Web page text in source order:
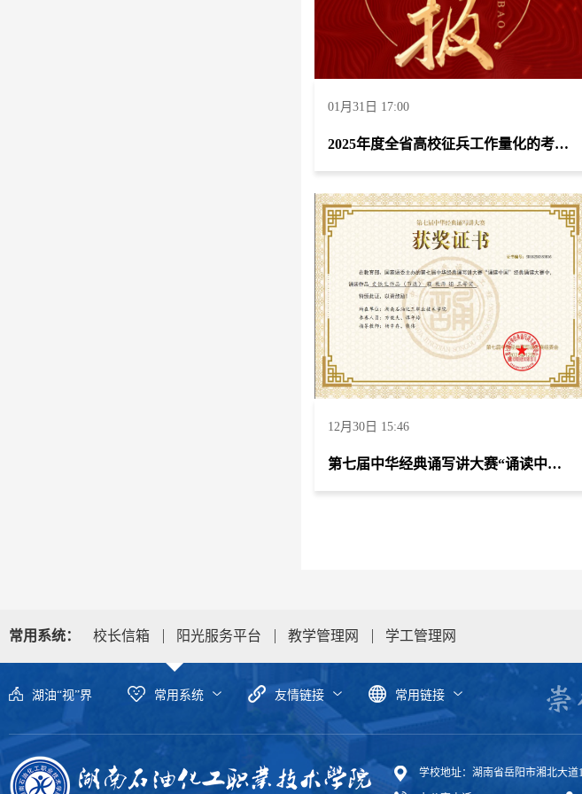
01月31日 17:00
2025年度全省高校征兵工作量化的考评中荣获“优秀”等级
12月30日 15:46
第七届中华经典诵写讲大赛“诵读中国”赛项获全国教师组三等奖、湖南省一等奖
常用系统： 校长信箱 阳光服务平台 教学管理网 学工管理网
湖油“视”界 常用系统 友情链接 常用链接
学校地址：湖南省岳阳市湘北大道